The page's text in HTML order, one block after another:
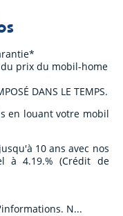
prix du mobil-home
DANS LE TEMPS.
en louant votre mobil
10 ans avec nos
à 4.19.% (Crédit de
N